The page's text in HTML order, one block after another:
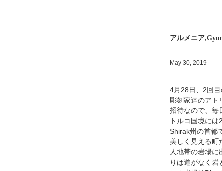
アルメニア
May 30, 2019
4月28日、2回
彫刻家達のアト
招待なので、毎
トルコ国境に
Shirak州の首都
美しく見える町
人地帯の岩場
りは道がなく岩